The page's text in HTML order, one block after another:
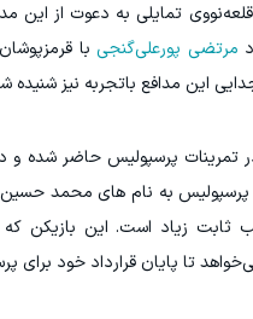
تمایلی به دعوت از
مرتضی پورعلی‌گنجی با
این مدافع باتجربه نیز شنیده
تمرینات پرسپولیس حاضر شده و
به نام های محمد
تا پایان قرارداد خود برای